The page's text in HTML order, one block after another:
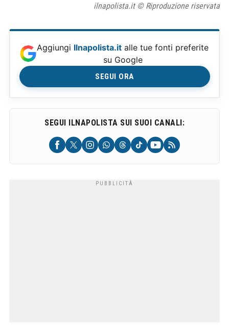
ilnapolista.it © Riproduzione riservata
Aggiungi Ilnapolista.it alle tue fonti preferite
su Google
SEGUI ORA
SEGUI ILNAPOLISTA SUI SUOI CANALI: